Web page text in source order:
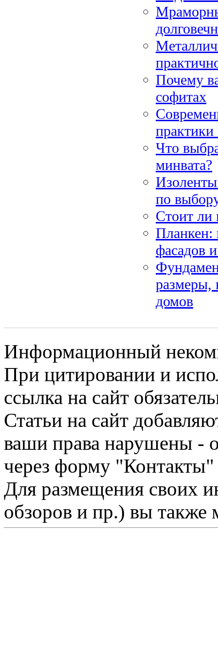
Почему
софитах
практики
Что
минвата?
по
Стоит ли
Планкен:
фасадов
размеры,
домов
Информационный
При цитировании и
ссылка на сайт
Статьи на сайт
ваши права нарушены -
через форму "Контакты"
Для размещения своих
обзоров и пр.) вы также